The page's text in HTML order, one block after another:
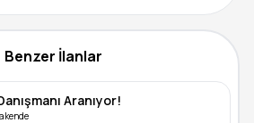
Benzer İlanlar
Aranıyor!